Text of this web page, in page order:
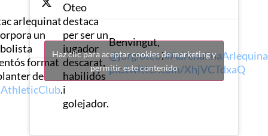
arlequinat
un
format
de
.
Oteo
destaca
per ser un
jugador
descarat,
habilidós
i
golejador.
Benvingut,
@jurgioteo!
pic.twitter.com/XhjVCTdxaQ
Haz clic para aceptar cookies de marketing y
permitir este contenido